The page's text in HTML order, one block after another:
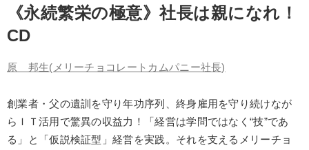
「利上げ時代の最新・銀行対策」＋「不動産市況予測」＋「市場
タル版（音声／動画ストリーミング・ダウンロード）
《永続繁栄の極意》社長は親になれ！
CD
原 邦生(メリーチョコレートカムパニー社長)
創業者・父の遺訓を守り年功序列、終身雇用を守り続けなが
らＩＴ活用で驚異の収益力！「経営は学問ではなく“技”であ
る」と「仮説検証型」経営を実践。それを支えるメリーチョ